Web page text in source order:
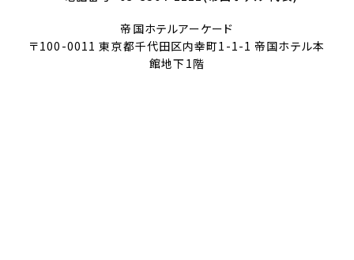
帝国ホテルアーケード
〒100-0011 東京都千代田区内幸町1-1-1 帝国ホテル本
館地下1階